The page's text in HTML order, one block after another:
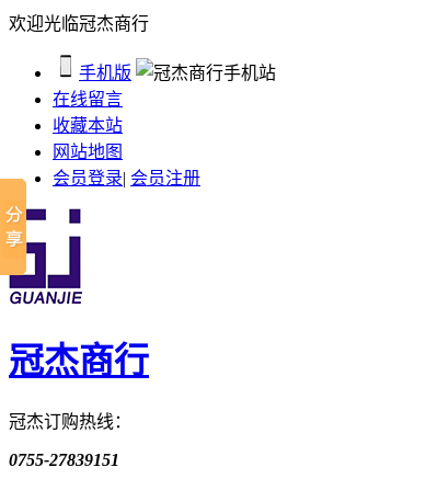
欢迎光临冠杰商行
手机版
在线留言
收藏本站
网站地图
会员登录| 会员注册
冠杰商行
冠杰订购热线：
0755-27839151